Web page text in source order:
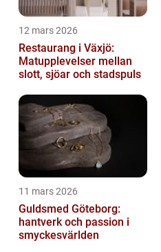
12 mars 2026
Restaurang i Växjö:
Matupplevelser mellan
slott, sjöar och stadspuls
11 mars 2026
Guldsmed Göteborg:
hantverk och passion i
smyckesvärlden